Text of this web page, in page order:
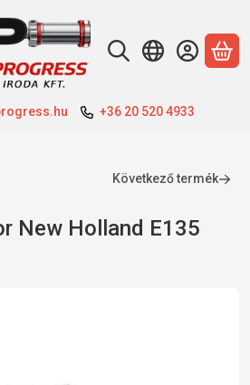
+36 20 520 4933
A
Következő termék
New Holland E135